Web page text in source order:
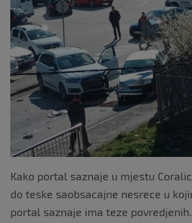
Kako portal saznaje u mjestu
do teske saobsacajne nesrece u
portal saznaje ima teze povredjenih.